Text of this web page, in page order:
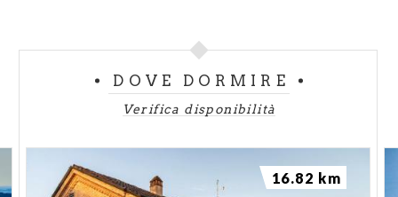
DOVE DORMIRE
Verifica disponibilità
16.82 km